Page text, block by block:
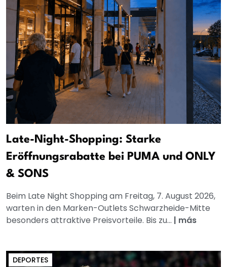
Late-Night-Shopping: Starke
Eröffnungsrabatte bei PUMA und ONLY
& SONS
Beim Late Night Shopping am Freitag, 7. August 2026,
warten in den Marken-Outlets Schwarzheide-Mitte
besonders attraktive Preisvorteile. Bis zu... | más
DEPORTES